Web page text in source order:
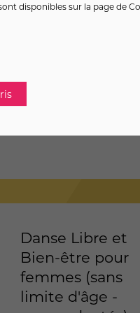
Danse Libre et
Bien-être pour
femmes (sans
limite d'âge -
disponibles sur la page de